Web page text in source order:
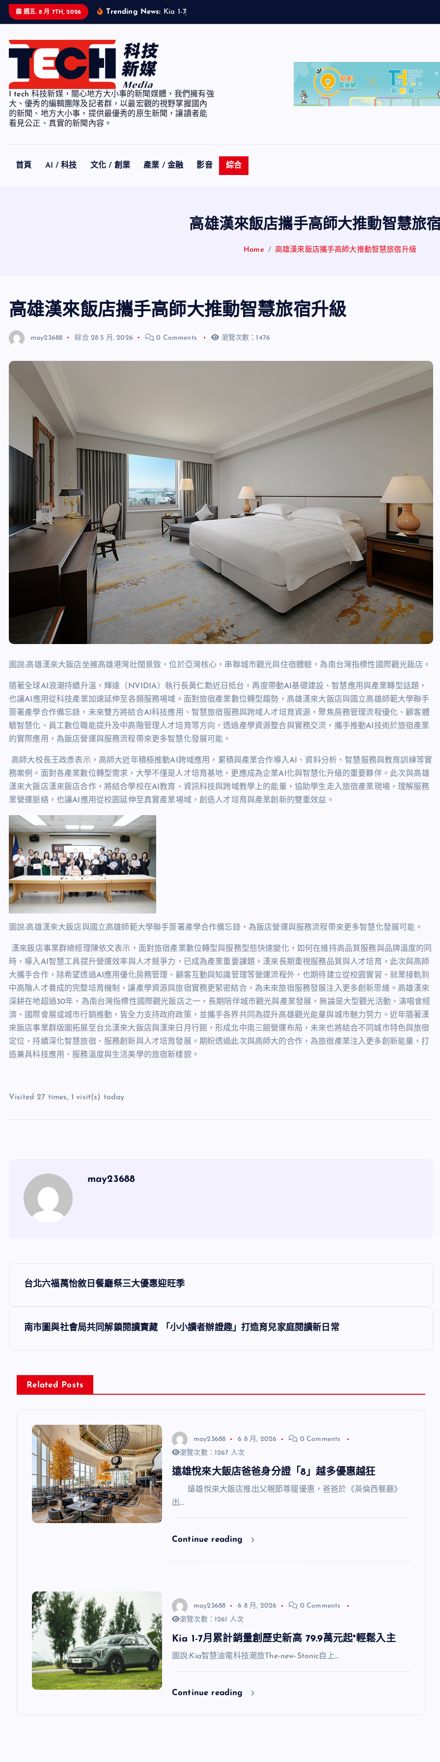
週五. 8 月 7TH, 2026 Trending News: Kia 1-7
I tech 科技新媒，關心地方大小事的新聞媒體，我們擁有強
大、優秀的編輯團隊及記者群，以最宏觀的視野掌握國內
的新聞、地方大小事，提供最優秀的原生新聞，讓讀者能
看見公正、真實的新聞內容。
首頁 AI / 科技 文化 / 創業 產業 / 金融 影音 綜合
高雄漢來飯店攜手高師大推動智慧旅
Home 高雄漢來飯店攜手高師大推動智慧旅宿升級
高雄漢來飯店攜手高師大推動智慧旅宿升級
may23688 綜合 28 5 月, 2026 0 Comments 瀏覽次數：1476
圖說:高雄漢來大飯店坐擁高雄港灣壯闊景致，位於亞灣核心，串聯城市觀光與住宿體驗，為南台灣指標性國際觀光飯店。
隨著全球AI 浪潮持續升溫，輝達（ NVIDIA）執行長黃仁勳近日抵台，再度帶動AI基礎建設、智慧應用與產業轉型話題，
也讓AI 應用從科技產業加速延伸至各類服務場域。面對旅宿產業數位轉型趨勢，高雄漢來大飯店與國立高雄師範大學聯手
簽署產學合作備忘錄，未來雙方將結合AI科技應用、智慧旅宿服務與跨域人才培育資源，聚焦房務管理流程優化、顧客體
驗智慧化、員工數位職能提升及中高階管理人才培育等方向，透過產學資源整合與實務交流，攜手推動AI 技術於旅宿產業
的實際應用，為飯店營運與服務流程帶來更多智慧化發展可能。
高師大校長王政彥表示，高師大近年積極推動AI 跨域應用，累積與產業合作導入AI
、資料分析、智慧服務與教育訓練等實
務案例。面對各產業數位轉型需求，大學不僅是人才培育基地，更應成為企業AI 化與智慧化升級的重要夥伴。此次與高雄
漢來大飯店漢來飯店合作，將結合學校在AI教育、資訊科技與跨域教學上的能量，協助學生走入旅宿產業現場，理解服務
業營運脈絡，也讓AI 應用從校園延伸至真實產業場域，創造人才培育與產業創新的雙重效益。
圖說:高雄漢來大飯店與國立高雄師範大學聯手簽署產學合作備忘錄，為飯店營運與服務流程帶來更多智慧化發展可能。
漢來飯店事業群總經理陳依文表示，面對旅宿產業數位轉型與服務型態快速變化，如何在維持高品質服務與品牌溫度的同
時，導入AI 智慧工具提升營運效率與人才競爭力，已成為產業重要課題。漢來長期重視服務品質與人才培育，此次與高師
大攜手合作，除希望透過AI 應用優化房務管理、顧客互動與知識管理等營運流程外，也期待建立從校園實習、就業接軌到
中高階人才養成的完整培育機制，讓產學資源與旅宿實務更緊密結合，為未來旅宿服務發展注入更多創新思維。高雄漢來
深耕在地超過30年，為南台灣指標性國際觀光飯店之一，長期陪伴城市觀光與產業發展，無論是大型觀光活動、演唱會經
濟、國際會展或城市行銷推動，皆全力支持政府政策，並攜手各界共同為提升高雄觀光能量與城市魅力努力。近年隨著漢
來飯店事業群版圖拓展至台北漢來大飯店與漢來日月行館，形成北中南三館營運布局，未來也將結合不同城市特色與旅宿
定位，持續深化智慧旅宿、服務創新與人才培育發展。期盼透過此次與高師大的合作，為旅宿產業注入更多創新能量，打
造兼具科技應用、服務溫度與生活美學的旅宿新樣貌。
Visited 27 times, 1 visit(s) today
may23688
文
導
台北六福萬怡敘日餐廳祭三大優惠迎旺季
南市圖與社會局共同解鎖閱讀寶藏 「小小讀者辦證趣」打造育兒家庭閱讀新日常
Related Posts
may23688 6 8 月, 2026
0 Comments
瀏覽次數：1267 人次
遠雄悅來大飯店爸爸身分證「8」越多優惠越狂
遠雄悅來大飯店推出父親節尊寵優惠，爸爸於《英倫西餐廳》
出…
Continue reading
may23688 6 8 月, 2026
0 Comments
瀏覽次數：1261 人次
Kia 1-7月累計銷量創歷史新高 79.9萬元起*輕鬆入主
圖說:Kia智慧油電科技潮旅The-new-Stonic自上…
Continue reading